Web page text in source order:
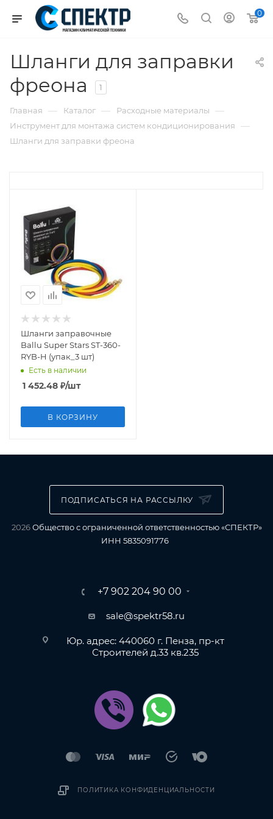
0
Шланги для заправки
фреона
1
Главная — Каталог — Расходные материалы —
Инструмент для монтажа систем кондиционирования —
Шланги для заправки фреона
Шланги заправочные
Ballu Super Stars ST-360-
RYB-H (упак_3 шт)
Есть в наличии
1 452.48 ₽/шт
В КОРЗИНУ
ПОДПИСАТЬСЯ НА РАССЫЛКУ
2026Общество с ограниченной ответственностью «СПЕКТР»
ИНН 5835091776
+7 902 204 90 00
sale@spektr58.ru
Юр. адрес: 440060 г. Пенза, пр-кт
Строителей д.33 кв.235
ПОЛИТИКА КОНФИДЕНЦИАЛЬНОСТИ